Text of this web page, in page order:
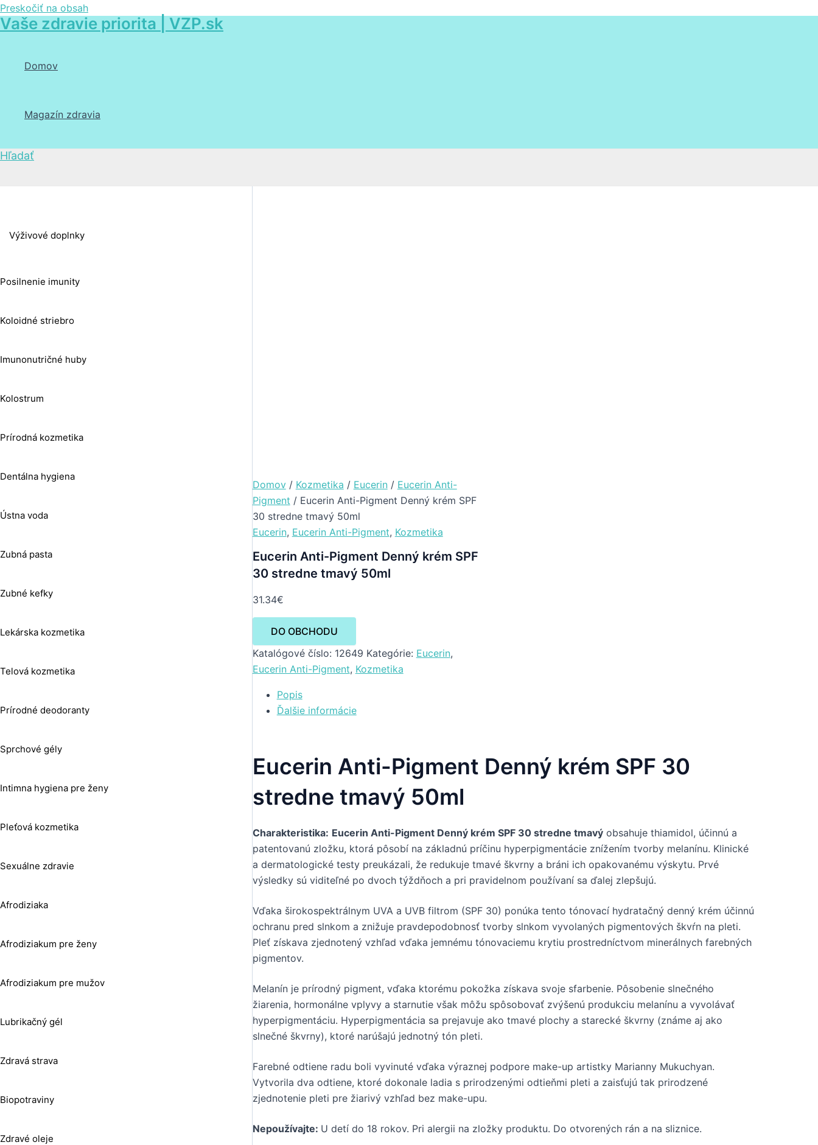
Preskočiť na obsah
Vaše zdravie priorita | VZP.sk
Domov
Magazín zdravia
Hľadať
Výživové doplnky
Posilnenie imunity
Koloidné striebro
Imunonutričné huby
Kolostrum
Prírodná kozmetika
Dentálna hygiena
Ústna voda
Zubná pasta
Zubné kefky
Lekárska kozmetika
Telová kozmetika
Prírodné deodoranty
Sprchové gély
Intimna hygiena pre ženy
Pleťová kozmetika
Sexuálne zdravie
Afrodiziaka
Afrodiziakum pre ženy
Afrodiziakum pre mužov
Lubrikačný gél
Zdravá strava
Biopotraviny
Zdravé oleje
Domov/ Kozmetika / Eucerin/ Eucerin Anti-
Pigment / Eucerin Anti-Pigment Denný krém SPF
30 stredne tmavý 50ml
Eucerin, Eucerin Anti-Pigment, Kozmetika
Eucerin Anti-Pigment Denný krém SPF
30 stredne tmavý 50ml
31.34€
DO OBCHODU
Katalógové číslo: 12649 Kategórie: Eucerin,
Eucerin Anti-Pigment, Kozmetika
Popis
Ďalšie informácie
Eucerin Anti-Pigment Denný krém SPF 30
stredne tmavý 50ml
Charakteristika: Eucerin Anti-Pigment Denný krém SPF 30 stredne tmavýobsahuje thiamidol, účinnú a
patentovanú zložku, ktorá pôsobí na základnú príčinu hyperpigmentácie znížením tvorby melanínu. Klinické
a dermatologické testy preukázali, že redukuje tmavé škvrny a bráni ich opakovanému výskytu. Prvé
výsledky sú viditeľné po dvoch týždňoch a pri pravidelnom používaní sa ďalej zlepšujú.
Vďaka širokospektrálnym UVA a UVB filtrom (SPF 30) ponúka tento tónovací hydratačný denný krém účinnú
ochranu pred slnkom a znižuje pravdepodobnosť tvorby slnkom vyvolaných pigmentových škvŕn na pleti.
Pleť získava zjednotený vzhľad vďaka jemnému tónovaciemu krytiu prostredníctvom minerálnych farebných
pigmentov.
Melanín je prírodný pigment, vďaka ktorému pokožka získava svoje sfarbenie. Pôsobenie slnečného
žiarenia, hormonálne vplyvy a starnutie však môžu spôsobovať zvýšenú produkciu melanínu a vyvolávať
hyperpigmentáciu. Hyperpigmentácia sa prejavuje ako tmavé plochy a starecké škvrny (známe aj ako
slnečné škvrny), ktoré narúšajú jednotný tón pleti.
Farebné odtiene radu boli vyvinuté vďaka výraznej podpore make-up artistky Marianny Mukuchyan.
Vytvorila dva odtiene, ktoré dokonale ladia s prirodzenými odtieňmi pleti a zaisťujú tak prirodzené
zjednotenie pleti pre žiarivý vzhľad bez make-upu.
Nepoužívajte: U detí do 18 rokov. Pri alergii na zložky produktu. Do otvorených rán a na sliznice.